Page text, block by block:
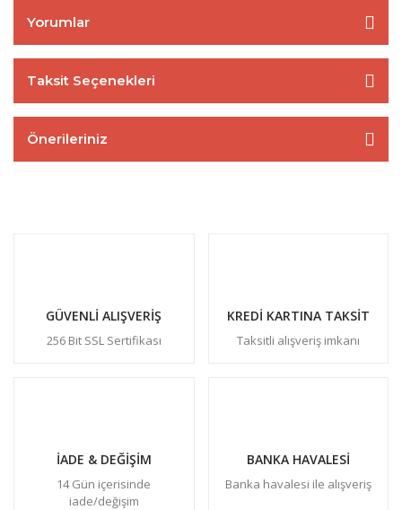
Yorumlar
Taksit Seçenekleri
Önerileriniz
GÜVENLİ ALIŞVERİŞ
256 Bit SSL Sertifikası
KREDİ KARTINA TAKSİT
Taksitli alışveriş imkanı
İADE & DEĞİŞİM
14 Gün içerisinde
iade/değişim
BANKA HAVALESİ
Banka havalesi ile alışveriş